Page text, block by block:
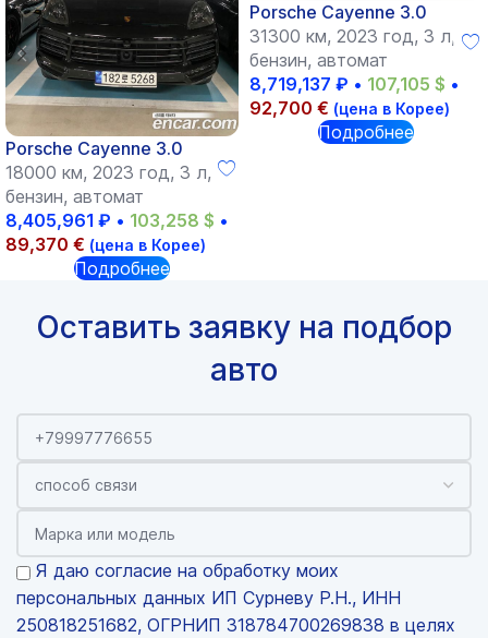
Porsche Cayenne 3.0
18000 км, 2023 год, 3 л,
бензин, автомат
8,405,961 ₽ • 103,258 $ •
89,370 € (цена в Корее)
Подробнее
Porsche Cayenne 3.0
31300 км, 2023 год, 3 л,
бензин, автомат
8,719,137 ₽ • 107,105 $ •
92,700 € (цена в Корее)
Подробнее
Оставить заявку на подбор
авто
Я даю согласие на обработку моих
персональных данных ИП Сурневу Р.Н., ИНН
250818251682, ОГРНИП 318784700269838 в целях